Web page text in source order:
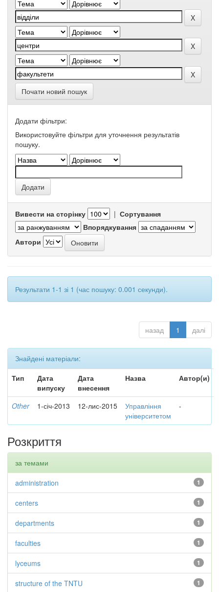
Почати новий пошук
Додати фільтри:
Використовуйте фільтри для уточнення результатів
пошуку.
Вивести на сторінку | Сортування
Впорядкування
Автори
Результати 1-1 зі 1 (час пошуку: 0.001 секунди).
назад 1 далі
Знайдені матеріали:
Тип
Дата
випуску
Дата
внесення
Назва Автор(и)
Other 1-січ-2013 12-лис-2015
Управління
університетом
-
Розкриття
за темами
1
administration
1
centers
1
departments
1
faculties
1
lyceums
1
structure of the TNTU